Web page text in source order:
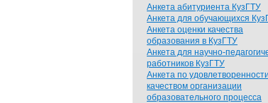
Анкета абитуриента КузГТУ
Анкета для обучающихся
Анкета оценки качества
образования в КузГТУ
Анкета для научно-
работников КузГТУ
Анкета по
качеством организации
образовательного процесса